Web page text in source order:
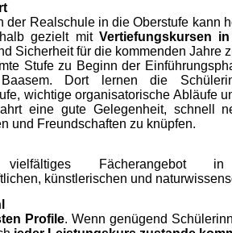
der Realschule in die Oberstufe kann
gezielt mit Vertiefungskursen
Sicherheit für die kommenden Jahre
Stufe zu Beginn der
Baasem. Dort lernen die
wichtige organisatorische Abläufe
eine gute Gelegenheit, schnell
und Freundschaften zu knüpfen.
Fächerangebot in
künstlerischen und
Profile. Wenn genügend